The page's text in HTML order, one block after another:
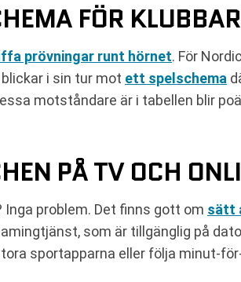
FÖR
prövningar runt hörnet. För
i sin tur mot ett spelschema
motståndare är i tabellen blir
PÅ TV OCH
problem. Det finns gott om sätt
som är tillgänglig på
sportapparna eller följa minut-